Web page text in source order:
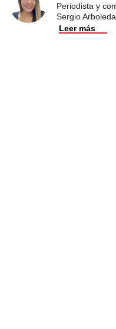
Periodista y
Sergio
Leer más